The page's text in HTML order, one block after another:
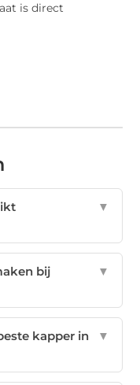
is direct
▼
bij
▼
kapper in
▼